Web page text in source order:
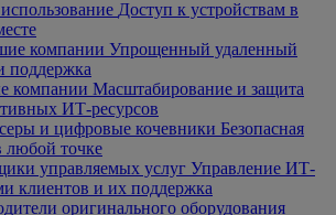
Доступ к устройствам в
компании Упрощенный удаленный
поддержка
компании Масштабирование и защита
ИТ-ресурсов
и цифровые кочевники Безопасная
любой точке
управляемых услуг Управление ИТ-
клиентов и их поддержка
оригинального оборудования